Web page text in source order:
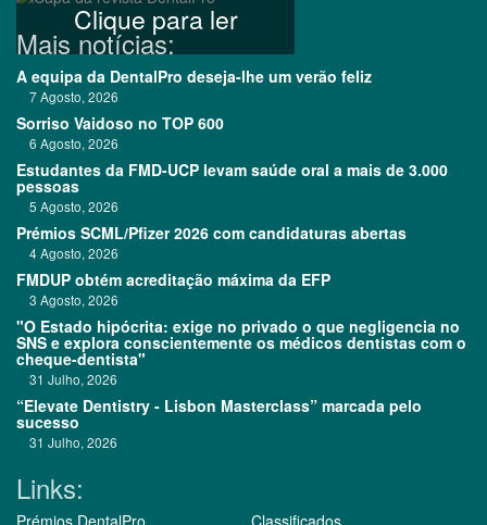
Clique para ler
Mais notícias:
A equipa da DentalPro deseja-lhe um verão feliz
7 Agosto, 2026
Sorriso Vaidoso no TOP 600
6 Agosto, 2026
Estudantes da FMD-UCP levam saúde oral a mais de 3.000
pessoas
5 Agosto, 2026
Prémios SCML/Pfizer 2026 com candidaturas abertas
4 Agosto, 2026
FMDUP obtém acreditação máxima da EFP
3 Agosto, 2026
"O Estado hipócrita: exige no privado o que negligencia no
SNS e explora conscientemente os médicos dentistas com o
cheque-dentista"
31 Julho, 2026
“Elevate Dentistry - Lisbon Masterclass” marcada pelo
sucesso
31 Julho, 2026
Links: